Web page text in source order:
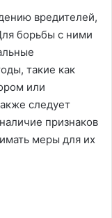
вредителей,
борьбы с ними
такие как
или
следует
признаков
меры для их